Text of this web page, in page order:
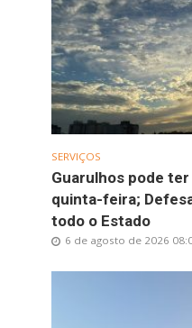
SERVIÇOS
Guarulhos pode
quinta-feira;
todo o Estado
6 de agosto de 2026